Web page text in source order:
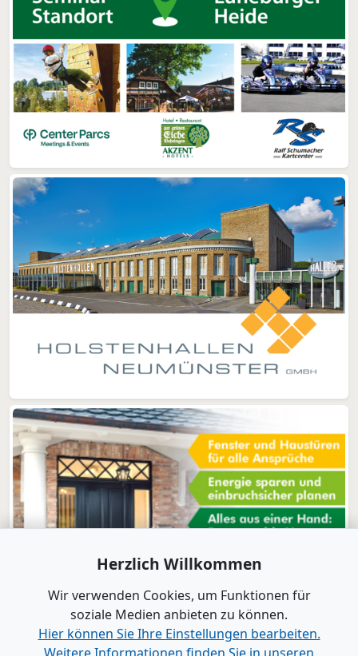
Herzlich Willkommen
Wir verwenden Cookies, um Funktionen für
soziale Medien anbieten zu können.
Hier können Sie Ihre Einstellungen bearbeiten.